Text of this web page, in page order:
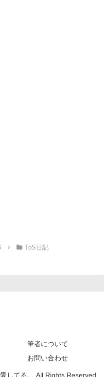
ToS日記
筆者について
お問い合わせ
してる。 All Rights Reserved.